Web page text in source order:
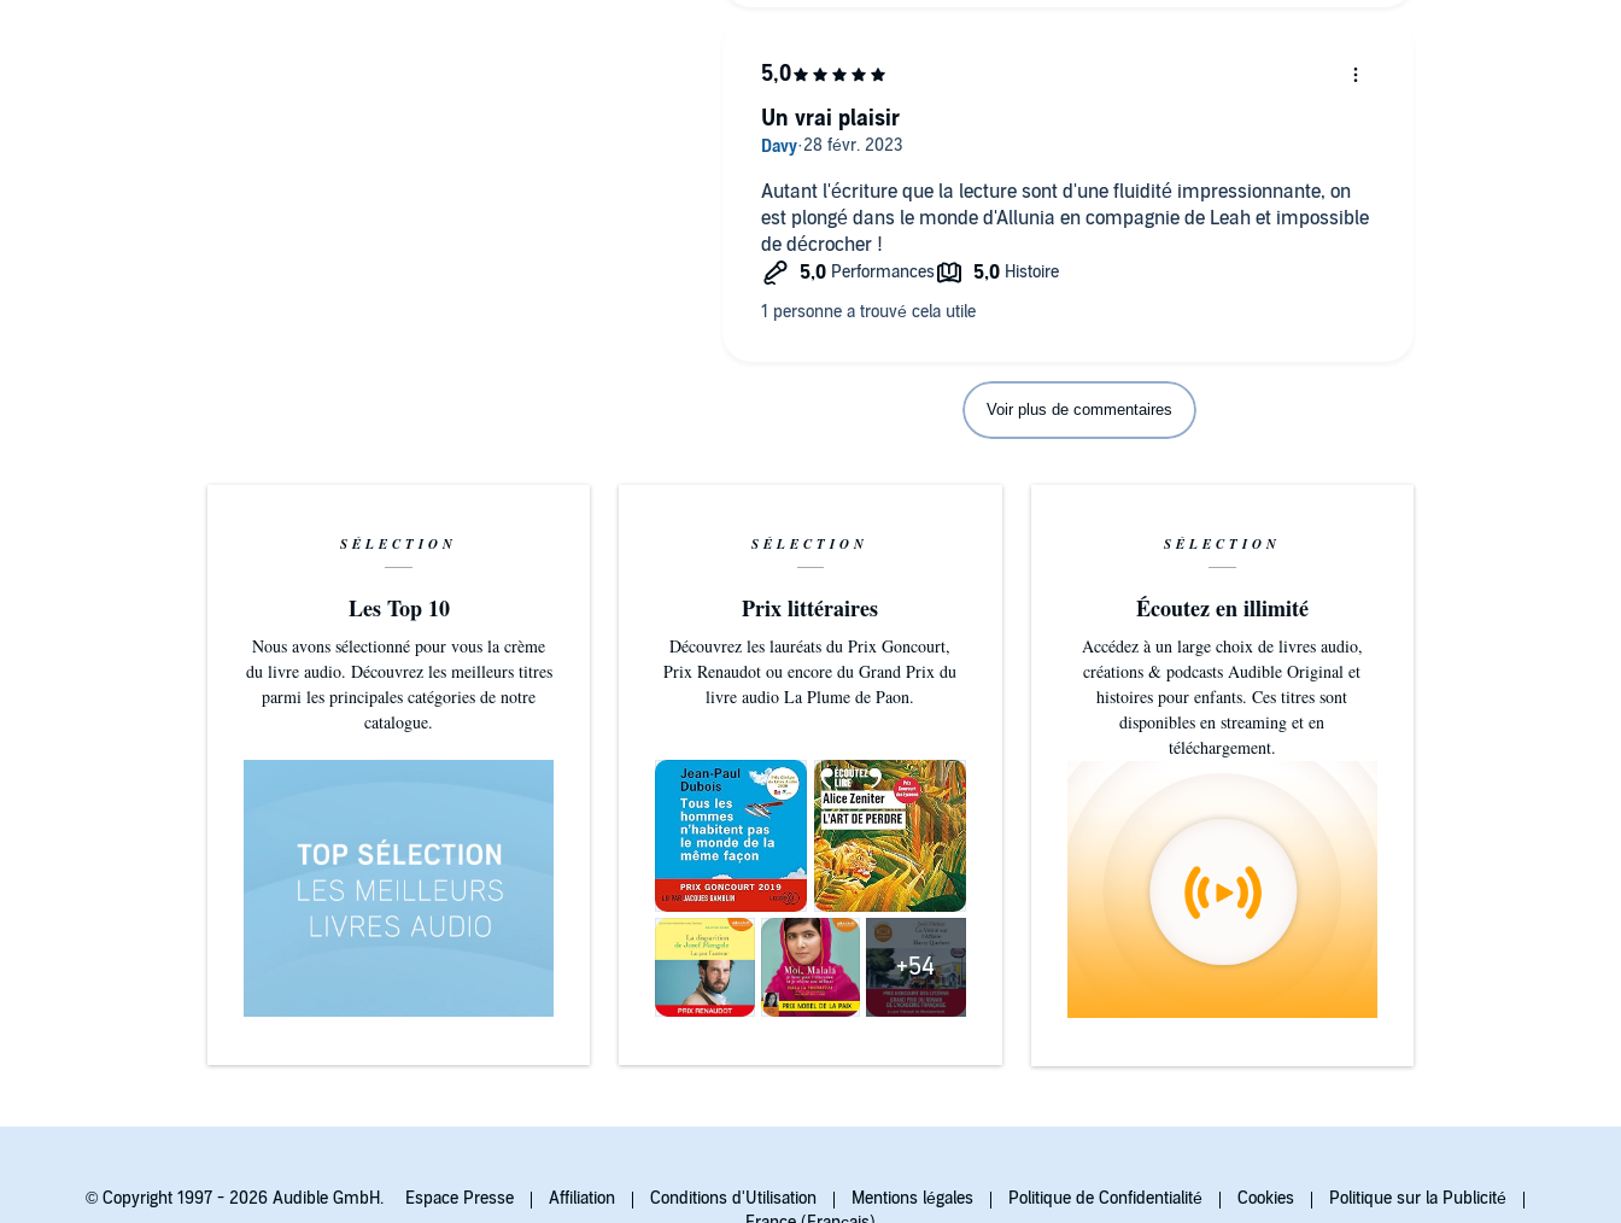
Autant l'écriture que la lecture sont d'une fluidité impressionnante, on
est plongé dans le monde d'Allunia en compagnie de Leah et impossible
de décrocher !
Un vrai plaisir
Voir plus de commentaires
SÉLECTION
Les Top 10
Nous avons sélectionné pour vous la crème
du livre audio. Découvrez les meilleurs titres
parmi les principales catégories de notre
catalogue.
SÉLECTION
Prix littéraires
Découvrez les lauréats du Prix Goncourt,
Prix Renaudot ou encore du Grand Prix du
livre audio La Plume de Paon.
+54
SÉLECTION
Écoutez en illimité
Accédez à un large choix de livres audio,
créations & podcasts Audible Original et
histoires pour enfants. Ces titres sont
disponibles en streaming et en
téléchargement.
© Copyright 1997 - 2026 Audible GmbH. Espace Presse Affiliation Conditions d'Utilisation Mentions légales Politique de Confidentialité Cookies
Politique sur la Publicité